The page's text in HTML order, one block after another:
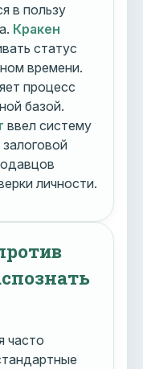
в пользу
Кракен
статус
времени.
процесс
базой.
ввел систему
личности.
часто